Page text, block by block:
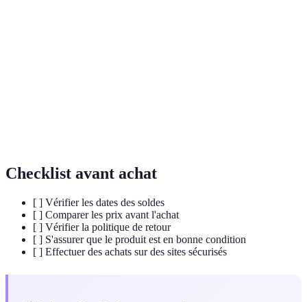
Checklist avant achat
[ ] Vérifier les dates des soldes
[ ] Comparer les prix avant l'achat
[ ] Vérifier la politique de retour
[ ] S'assurer que le produit est en bonne condition
[ ] Effectuer des achats sur des sites sécurisés